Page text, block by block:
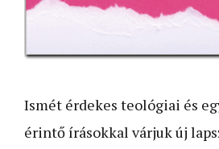
Ismét érdekes teológiai és
érintő írásokkal várjuk új